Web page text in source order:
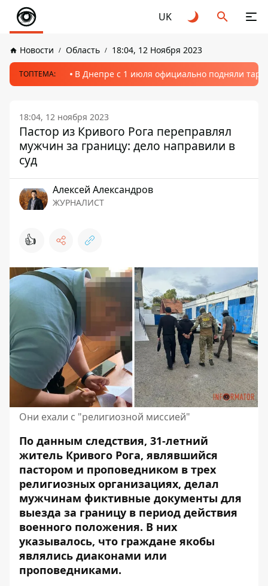
UK
Новости Область 18:04, 12 Ноября 2023
ТОПТЕМА: В Днепре с 1 июля официально подняли
18:04, 12 ноября 2023
Пастор из Кривого Рога переправлял
мужчин за границу: дело направили в
суд
Алексей Александров
ЖУРНАЛИСТ
👍
Они ехали с "религиозной миссией"
По данным следствия, 31-летний
житель Кривого Рога, являвшийся
пастором и проповедником в трех
религиозных организациях, делал
мужчинам фиктивные документы для
выезда за границу в период действия
военного положения. В них
указывалось, что граждане якобы
являлись диаконами или
проповедниками.